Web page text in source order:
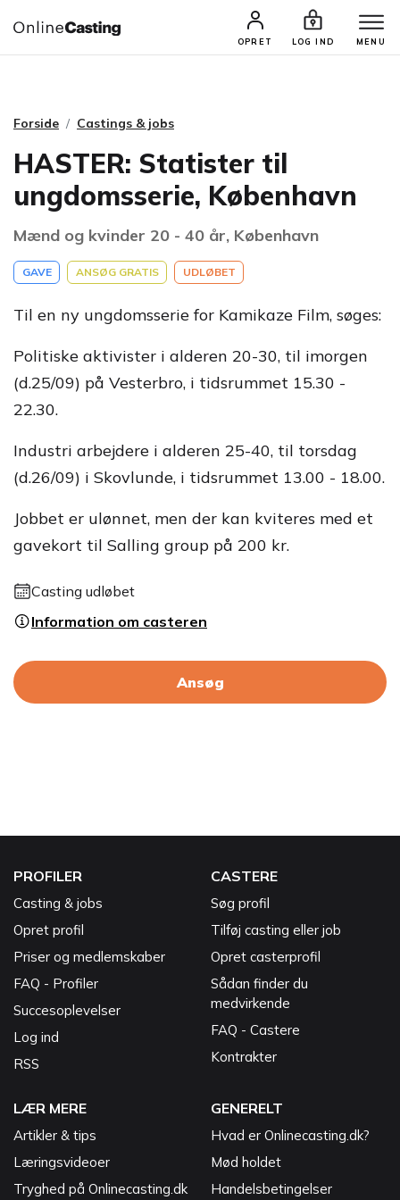
OPRET LOG IND MENU
CASTINGS & JOBS SØG PROFIL
Forside Castings & jobs
HASTER: Statister til
ungdomsserie, København
Mænd og kvinder 20 - 40 år, København
GAVE ANSØG GRATIS UDLØBET
Til en ny ungdomsserie for Kamikaze Film, søges:
Politiske aktivister i alderen 20-30, til imorgen
(d.25/09) på Vesterbro, i tidsrummet 15.30 -
22.30.
Industri arbejdere i alderen 25-40, til torsdag
(d.26/09) i Skovlunde, i tidsrummet 13.00 - 18.00.
Jobbet er ulønnet, men der kan kviteres med et
gavekort til Salling group på 200 kr.
Casting udløbet
Information om casteren
Ansøg
PROFILER
Casting & jobs
Opret profil
Priser og medlemskaber
FAQ - Profiler
Succesoplevelser
Log ind
RSS
CASTERE
Søg profil
Tilføj casting eller job
Opret casterprofil
Sådan finder du
medvirkende
FAQ - Castere
Kontrakter
LÆR MERE
Artikler & tips
Læringsvideoer
Tryghed på Onlinecasting.dk
GENERELT
Hvad er Onlinecasting.dk?
Mød holdet
Handelsbetingelser